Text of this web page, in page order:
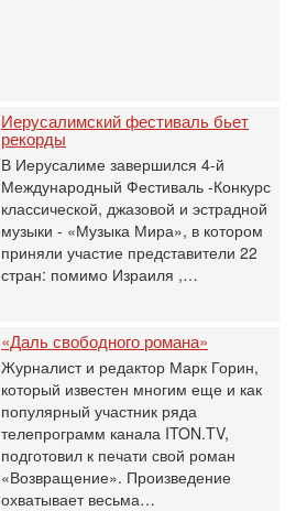
Иерусалимский фестиваль бьет
рекорды
В Иерусалиме завершился 4-й
Международный Фестиваль -Конкурс
классической, джазовой и эстрадной
музыки - «Музыка Мира», в котором
приняли участие представители 22
стран: помимо Израиля ,…
«Даль свободного романа»
Журналист и редактор Марк Горин,
который известен многим еще и как
популярный участник ряда
телепрограмм канала ITON.TV,
подготовил к печати свой роман
«Возвращение». Произведение
охватывает весьма…